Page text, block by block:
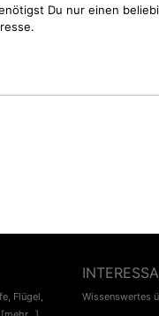
Du nur einen
, Flügel,
Wissenswertes